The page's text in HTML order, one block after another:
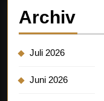
Archiv
Juli 2026
Juni 2026